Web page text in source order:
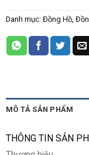
Danh mục: Đồng Hồ,
MÔ TẢ SẢN PHẨM
THÔNG TIN SẢN